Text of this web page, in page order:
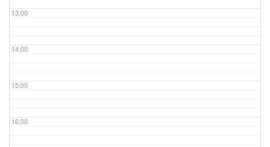
13:00
14:00
15:00
16:00